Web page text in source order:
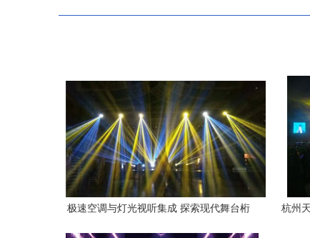
极速空调与灯光视听集成 探索现代舞台桁
杭州